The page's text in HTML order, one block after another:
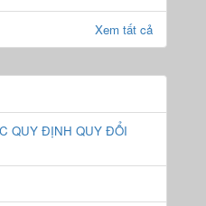
Xem tất cả
QUY ĐỊNH QUY ĐỔI